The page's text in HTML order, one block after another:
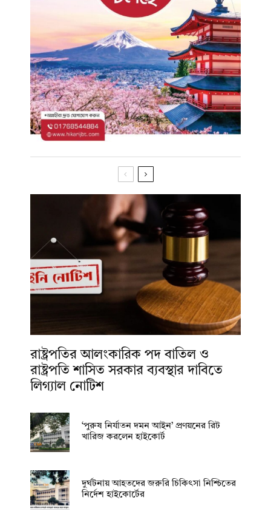
রাষ্ট্রপতির আলংকারিক পদ বাতিল ও
রাষ্ট্রপতি শাসিত সরকার ব্যবস্থার দাবিতে
লিগ্যাল নোটিশ
‘পুরুষ নির্যাতন দমন আইন’ প্রণয়নের রিট
খারিজ করলেন হাইকোর্ট
দুর্ঘটনায় আহতদের জরুরি চিকিৎসা নিশ্চিতের
নির্দেশ হাইকোর্টের